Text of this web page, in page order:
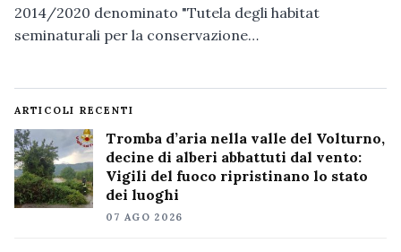
2014/2020 denominato "Tutela degli habitat
seminaturali per la conservazione…
ARTICOLI RECENTI
Tromba d’aria nella valle del Volturno,
decine di alberi abbattuti dal vento:
Vigili del fuoco ripristinano lo stato
dei luoghi
07 AGO 2026